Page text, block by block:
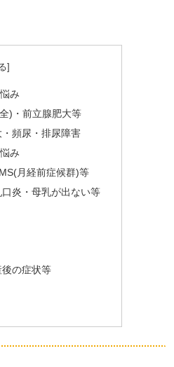
み
)・前立腺肥大等
頻尿・排尿障害
み
月経前症候群)等
炎・母乳が出ない等
の症状等